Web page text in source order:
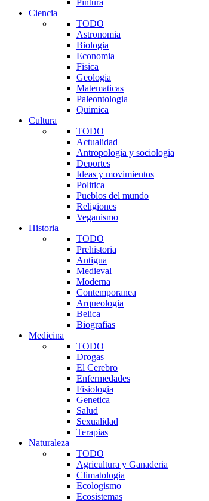
Ciencia
TODO
Astronomia
Biologia
Economia
Fisica
Geologia
Matematicas
Paleontologia
Quimica
Cultura
TODO
Actualidad
Antropologia y sociologia
Deportes
Ideas y movimientos
Politica
Pueblos del mundo
Religiones
Veganismo
Historia
TODO
Prehistoria
Antigua
Medieval
Moderna
Contemporanea
Arqueologia
Belica
Biografias
Medicina
TODO
Drogas
El Cerebro
Enfermedades
Fisiologia
Genetica
Salud
Sexualidad
Terapias
Naturaleza
TODO
Agricultura y Ganaderia
Climatologia
Ecologismo
Ecosistemas